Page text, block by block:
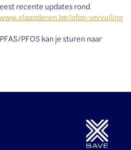
recente updates rond
pfos-vervuiling
PFOS kan je sturen naar